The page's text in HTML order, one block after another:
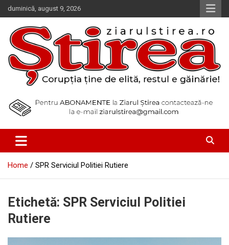
Skip
to
content
duminică, august 9, 2026
Ziarul Știrea
Home SPR Serviciul Politiei Rutiere
Etichetă: SPR Serviciul Politiei
Rutiere